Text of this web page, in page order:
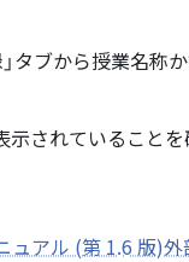
」タブから授業名称
されていることを
ュアル (第 1.6 版)外